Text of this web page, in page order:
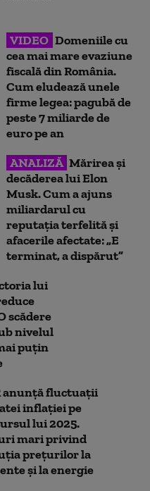
VIDEO Domeniile cu
cea mai mare evaziune
fiscală din România.
Cum eludează unele
firme legea: pagubă de
peste 7 miliarde de
euro pe an
ANALIZĂ Mărirea și
decăderea lui Elon
Musk. Cum a ajuns
miliardarul cu
reputația terfelită și
afacerile afectate: „E
terminat, a dispărut”
lui
scădere
nivelul
puţin
anunță fluctuații
inflației pe
lui 2025.
mari privind
prețurilor la
și la energie